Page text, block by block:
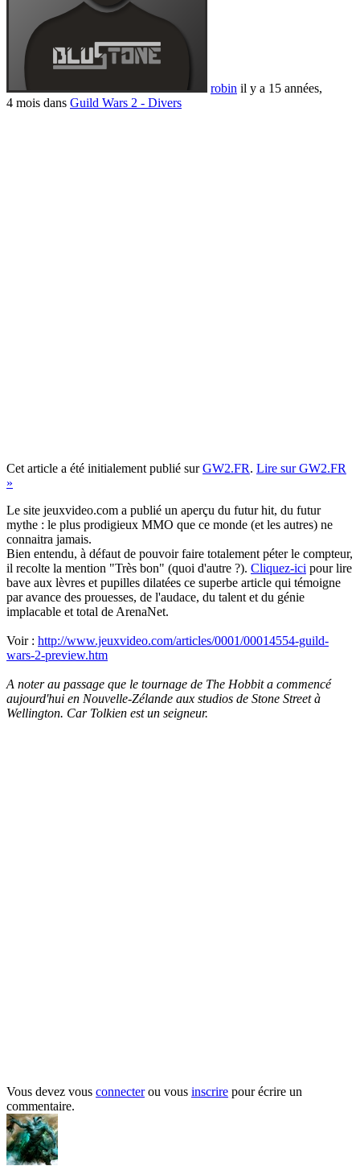
robin il y a 15 années,
4 mois dans Guild Wars 2 - Divers
Cet article a été initialement publié surGW2.FR. Lire sur GW2.FR
»
Le site jeuxvideo.com a publié un aperçu du futur hit, du futur
mythe : le plus prodigieux MMO que ce monde (et les autres) ne
connaitra jamais.
Bien entendu, à défaut de pouvoir faire totalement péter le compteur,
il recolte la mention "Très bon" (quoi d'autre ?). Cliquez-ici pour lire
bave aux lèvres et pupilles dilatées ce superbe article qui témoigne
par avance des prouesses, de l'audace, du talent et du génie
implacable et total de ArenaNet.
Voir : http://www.jeuxvideo.com/articles/0001/00014554-guild-
wars-2-preview.htm
A noter au passage que le tournage de The Hobbit a commencé
aujourd'hui en Nouvelle-Zélande aux studios de Stone Street à
Wellington. Car Tolkien est un seigneur.
Vous devez vous connecterou vous inscrire pour écrire un
commentaire.